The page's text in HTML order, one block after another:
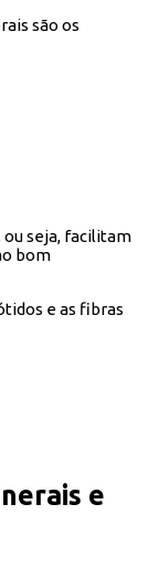
são os
ou seja, facilitam
bom
e as fibras
e